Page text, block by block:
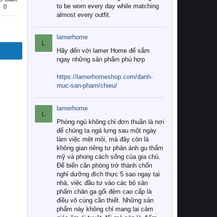
0
to be worn every day while matching
almost every outfit.
L
lamerhome
Hãy đến với lamer Home để sắm
ngay những sản phẩm phù hợp
https://lamerhomeshop.com/danh-
muc-san-pham/chieu/
L
lamerhome
Phòng ngủ không chỉ đơn thuần là nơi
để chúng ta ngả lưng sau một ngày
làm việc mệt mỏi, mà đây còn là
không gian riêng tư phản ánh gu thẩm
mỹ và phong cách sống của gia chủ.
Để biến căn phòng trở thành chốn
nghỉ dưỡng đích thực 5 sao ngay tại
nhà, việc đầu tư vào các bộ sản
phẩm chăn ga gối đệm cao cấp là
điều vô cùng cần thiết. Những sản
phẩm này không chỉ mang lại cảm